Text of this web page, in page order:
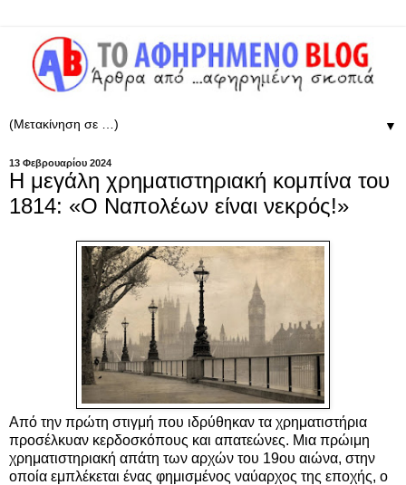
▼
13 Φεβρουαρίου 2024
Η μεγάλη χρηματιστηριακή κομπίνα του
1814: «Ο Ναπολέων είναι νεκρός!»
Από την πρώτη στιγμή που ιδρύθηκαν τα χρηματιστήρια
προσέλκυαν κερδοσκόπους και απατεώνες. Μια πρώιμη
χρηματιστηριακή απάτη των αρχών του 19ου αιώνα, στην
οποία εμπλέκεται ένας φημισμένος ναύαρχος της εποχής, ο